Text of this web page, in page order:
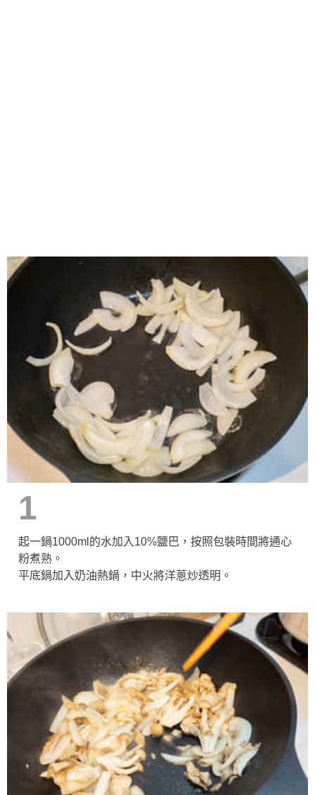
1
起一鍋1000ml的水加入10%鹽巴，按照包裝時間將通心
粉煮熟。
平底鍋加入奶油熱鍋，中火將洋蔥炒透明。